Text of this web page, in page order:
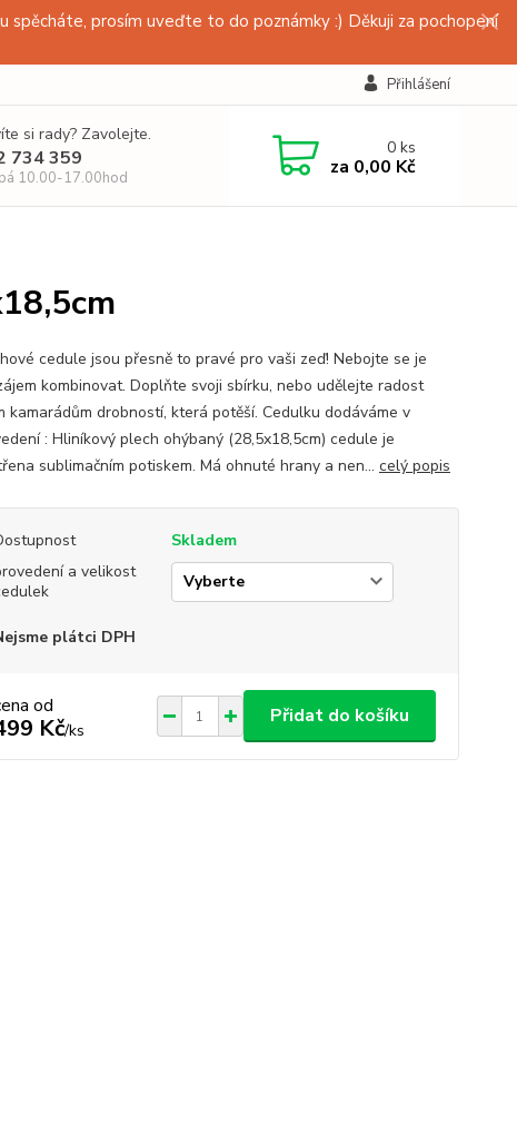
spěcháte, prosím uveďte to do poznámky :) Děkuji za pochopení
Přihlášení
si rady? Zavolejte.
734 359
10.00-17.00hod
0ks
za 0,00 Kč
cedule jsou přesně to pravé pro vaši zeď! Nebojte se je
kombinovat. Doplňte svoji sbírku, nebo udělejte radost
kamarádům drobností, která potěší. Cedulku dodáváme v
: Hliníkový plech ohýbaný (28,5x18,5cm) cedule je
sublimačním potiskem. Má ohnuté hrany a nen... celý popis
Skladem
a velikost
plátci DPH
od
Kč/ks
Přidat do košíku